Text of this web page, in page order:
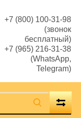
+7 (800) 100-31-98
(звонок
бесплатный)
+7 (965) 216-31-38
(WhatsApp,
Telegram)